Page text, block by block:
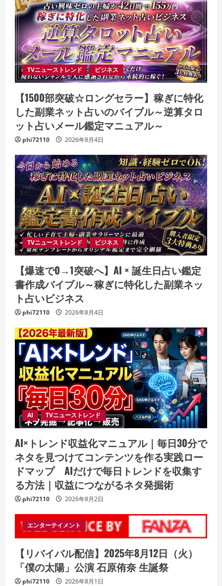
TVニューストレンド ビジネス
【1500部突破☆ロングセラー】稼ぎに特化
した副業ネット占いのバイブル～逆算タロ
ット占いメール鑑定マニュアル～
phi72110 2026年8月4日
TVニューストレンド ビジネス
【爆速で0→1突破へ】AI × 誕生日占い鑑定
書作成バイブル～稼ぎに特化した副業ネッ
ト占いビジネス
phi72110 2026年8月4日
AI TVニューストレンド
AI×トレンド収益化マニュアル｜毎日30分で
ネタを見つけてコンテンツを作る実践ロー
ドマップ AIだけで毎日トレンドを収集す
る方法｜収益につながるネタ発掘術
phi72110 2026年8月2日
エンターテイメント
【リバイバル配信】2025年8月12日（火）
「僕の太陽」公演 石原侑奈 生誕祭
phi72110 2026年8月1日